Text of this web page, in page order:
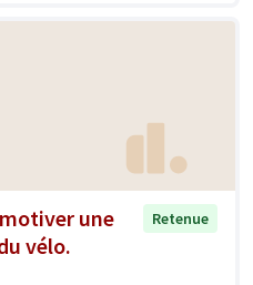
une
vélo.
Retenue